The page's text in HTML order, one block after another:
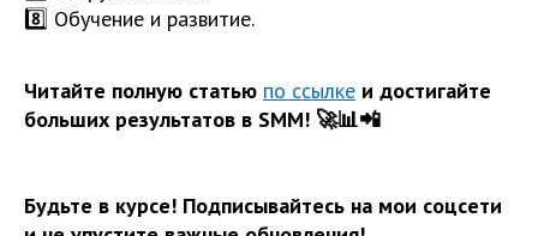
8️⃣ Обучение и развитие.
Читайте полную статью по ссылке и достигайте
больших результатов в SMM! 🚀📊📲
Будьте в курсе! Подписывайтесь на мои соцсети